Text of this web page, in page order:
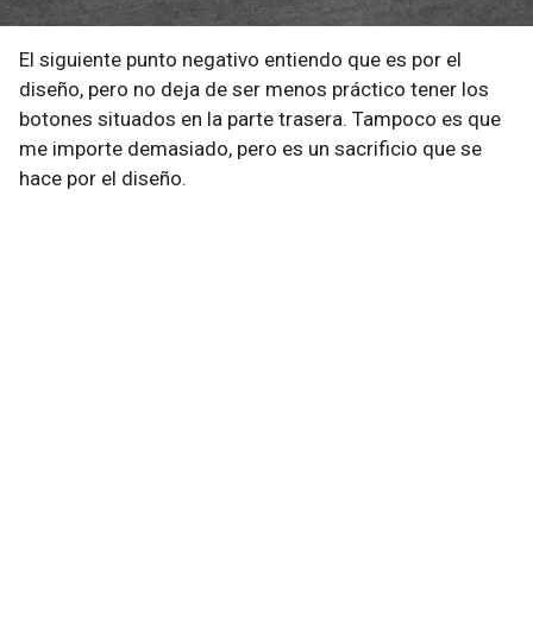
El siguiente punto negativo entiendo que es por el
diseño, pero no deja de ser menos práctico tener los
botones situados en la parte trasera. Tampoco es que
me importe demasiado, pero es un sacrificio que se
hace por el diseño.